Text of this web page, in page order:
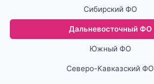
Сибирский ФО
Дальневосточный ФО
Южный ФО
Северо-Кавказский ФО